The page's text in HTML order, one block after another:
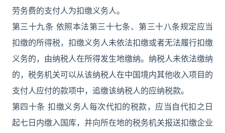
劳务费的支付人为扣缴义务人。
第三十九条 依照本法第三十七条、第三十八条规定应当
扣缴的所得税，扣缴义务人未依法扣缴或者无法履行扣缴
义务的，由纳税人在所得发生地缴纳。纳税人未依法缴纳
的，税务机关可以从该纳税人在中国境内其他收入项目的
支付人应付的款项中，追缴该纳税人的应纳税款。
第四十条 扣缴义务人每次代扣的税款，应当自代扣之日
起七日内缴入国库，并向所在地的税务机关报送扣缴企业